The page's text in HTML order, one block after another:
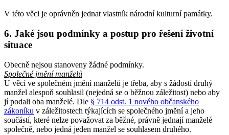
V této věci je oprávněn jednat vlastník národní kulturní památky.
6. Jaké jsou podmínky a postup pro řešení životní
situace
Obecně nejsou stanoveny žádné podmínky.
Společné jmění manželů
U věcí ve společném jmění manželů je třeba, aby s žádostí druhý
manžel alespoň souhlasil (nejedná se o běžnou záležitost) nebo aby
jí podali oba manželé. Dle § 714 odst. 1 nového občanského
zákoníku v záležitostech týkajících se společného jmění a jeho
součástí, které nelze považovat za běžné, právně jednají manželé
společně, nebo jedná jeden manžel se souhlasem druhého.